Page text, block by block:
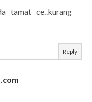
tamat ce..kurang
Reply